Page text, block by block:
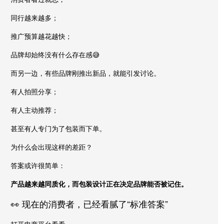
同行越来越多；
推广预算越花越快；
品牌却始终没有什么存在感😅
而另一边，有些品牌刚推出新品，就能引发讨论。
有人拍照分享；
有人主动推荐；
甚至有人专门为了包装而下单。
为什么会出现这样的差距？
答案或许很简单：
产品越来越同质化，而包装设计正在决定品牌能否被记住。
👀 现在的消费者，已经看腻了“标准答案”